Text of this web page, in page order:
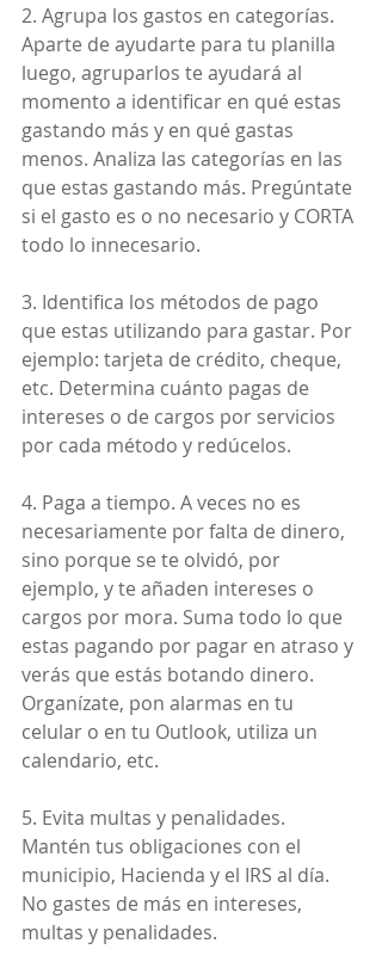
2. Agrupa los gastos en categorías.
Aparte de ayudarte para tu planilla
luego, agruparlos te ayudará al
momento a identificar en qué estas
gastando más y en qué gastas
menos. Analiza las categorías en las
que estas gastando más. Pregúntate
si el gasto es o no necesario y CORTA
todo lo innecesario.
3. Identifica los métodos de pago
que estas utilizando para gastar. Por
ejemplo: tarjeta de crédito, cheque,
etc. Determina cuánto pagas de
intereses o de cargos por servicios
por cada método y redúcelos.
4. Paga a tiempo. A veces no es
necesariamente por falta de dinero,
sino porque se te olvidó, por
ejemplo, y te añaden intereses o
cargos por mora. Suma todo lo que
estas pagando por pagar en atraso y
verás que estás botando dinero.
Organízate, pon alarmas en tu
celular o en tu Outlook, utiliza un
calendario, etc.
5. Evita multas y penalidades.
Mantén tus obligaciones con el
municipio, Hacienda y el IRS al día.
No gastes de más en intereses,
multas y penalidades.